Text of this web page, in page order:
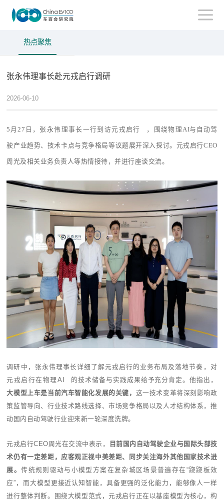
热点聚焦
张永伟理事长赴元戎启行调研
2026-06-10
5 月27 日，张永伟理事长一行到访元戎启行 ，围绕物理AI与自动驾
驶产业趋势、技术卡点与竞争格局等议题展开深入探讨。元戎启行CEO
周光及相关业务负责人等热情接待，并进行座谈交流。
调研中，张永伟理事长详细了解元戎启行的业务布局及落地节奏，对
元戎启行在 物理 AI
的技术储备与实践成果给予充分肯定。他指出，
大模型上车是当前汽车智能化发展的关键， 这一技术变革将深刻影响政
策监管导向、行业技术路线选择、市场竞争格局以及人才结构体系，推
动国内自动驾驶行业迎来新一轮深度洗牌。
元戎启行CEO周光在交流中表示，
目前国内自动驾驶企业与国际头部技
术仍有一定差距，应客观正视中美差距、同步关注海外其他国家技术进
展。传统规则驱动与小模型方案在复杂城区场景普遍存在 “跷跷板效
应” ，而大模型更接近认知智能，具备更强的泛化能力，能够像人一样
进行整体判断。 围绕大模型范式，元戎启行正在以基座模型为核心，构